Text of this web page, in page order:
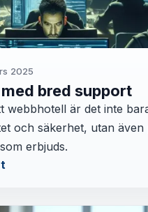
2025
bred support
webbhotell är det inte
och säkerhet, utan även
erbjuds.